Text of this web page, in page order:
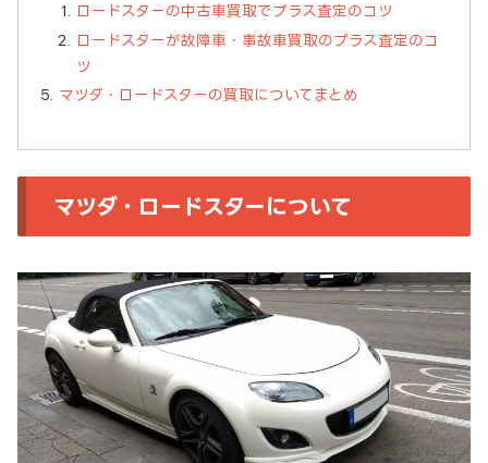
ロードスターの中古車買取でプラス査定のコツ
ロードスターが故障車・事故車買取のプラス査定のコ
ツ
マツダ・ロードスターの買取についてまとめ
マツダ・ロードスターについて